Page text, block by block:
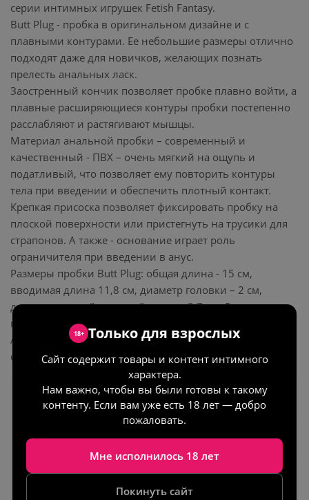
серии интимных игрушек Fetish Fantasy.
Butt Plug - пробка в оригинальном дизайне и с
плавными контурами. Ее небольшие размеры отлично
подходят даже для новичков, желающих познать
прелесть анальных ласк.
Заостренный кончик позволяет пробке плавно войти, а
плавные расширяющиеся контуры пробки постепенно
расслабляют и растягивают мышцы.
Материал анальной пробки – современный и
качественный - ПВХ – очень мягкий на ощупь и
податливый, что позволяет ему повторить контуры
тела при введении и обеспечить плотный контакт.
Крепкая присоска позволяет фиксировать пробку на
плоской поверхности или пристегнуть на трусики для
страпонов. А также - основание играет роль
ограничителя при введении в анус.
Размеры пробки Butt Plug: общая длина - 15 см,
вводимая длина 11,8 см, диаметр головки – 2 см,
диаметр в самой широкой части – 3,7 см. Диаметр
присоски – 5 см.
Анальное проникновение требует щедрого количества
смазки, чтобы минимизировать болевые ощ
Характеристики
Как получить заказ
18+ Только для взрослых
Сайт содержит товары и контент интимного
характера.
Нам важно, чтобы вы были готовы к такому
контенту. Если вам уже есть 18 лет — добро
пожаловать.
Мне исполнилось 18 лет
Покинуть сайт